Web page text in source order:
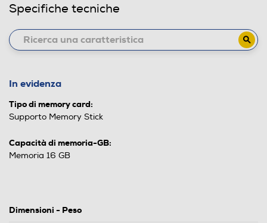
Specifiche tecniche
In evidenza
Tipo di memory card:
Supporto Memory Stick
Capacità di memoria-GB:
Memoria 16 GB
Dimensioni - Peso